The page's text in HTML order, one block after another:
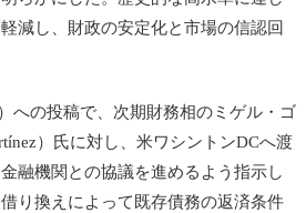
減し、財政の安定化と市場の信認回
への投稿で、次期財務相のミゲル・ゴ
）氏に対し、米ワシントンDCへ渡
融機関との協議を進めるよう指示し
り換えによって既存債務の返済条件